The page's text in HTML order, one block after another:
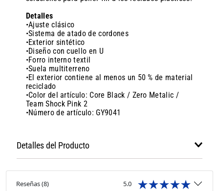
Detalles
•Ajuste clásico
•Sistema de atado de cordones
•Exterior sintético
•Diseño con cuello en U
•Forro interno textil
•Suela multiterreno
•El exterior contiene al menos un 50 % de material
reciclado
•Color del artículo: Core Black / Zero Metalic /
Team Shock Pink 2
•Número de artículo: GY9041
Detalles del Producto
Reseñas(8) 5.0